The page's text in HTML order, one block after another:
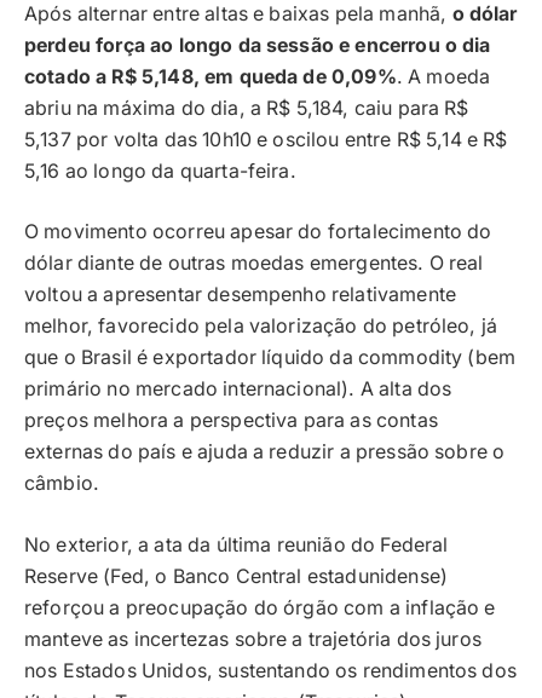
Após alternar entre altas e baixas pela manhã, o dólar
perdeu força ao longo da sessão e encerrou o dia
cotado a R$ 5,148, em queda de 0,09%. A moeda
abriu na máxima do dia, a R$ 5,184, caiu para R$
5,137 por volta das 10h10 e oscilou entre R$ 5,14 e R$
5,16 ao longo da quarta-feira.
O movimento ocorreu apesar do fortalecimento do
dólar diante de outras moedas emergentes. O real
voltou a apresentar desempenho relativamente
melhor, favorecido pela valorização do petróleo, já
que o Brasil é exportador líquido da commodity (bem
primário no mercado internacional). A alta dos
preços melhora a perspectiva para as contas
externas do país e ajuda a reduzir a pressão sobre o
câmbio.
No exterior, a ata da última reunião do Federal
Reserve (Fed, o Banco Central estadunidense)
reforçou a preocupação do órgão com a inflação e
manteve as incertezas sobre a trajetória dos juros
nos Estados Unidos, sustentando os rendimentos dos